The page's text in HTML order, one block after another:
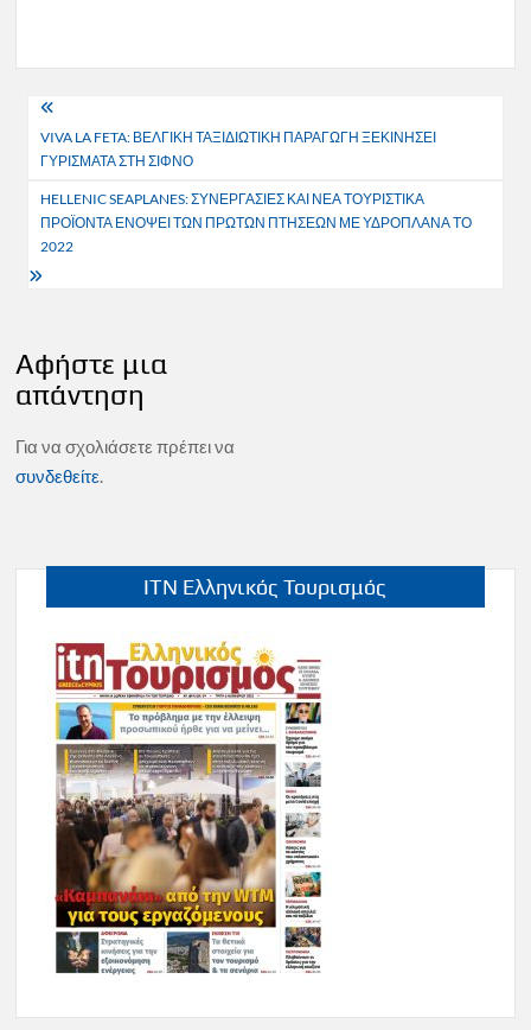
Πλοήγηση
άρθρων
VIVA LA FETA: ΒΕΛΓΙΚΗ ΤΑΞΙΔΙΩΤΙΚΗ ΠΑΡΑΓΩΓΗ ΞΕΚΙΝΗΣΕΙ
ΓΥΡΙΣΜΑΤΑ ΣΤΗ ΣΙΦΝΟ
HELLENIC SEAPLANES: ΣΥΝΕΡΓΑΣΙΕΣ ΚΑΙ ΝΕΑ ΤΟΥΡΙΣΤΙΚΑ
ΠΡΟΪΟΝΤΑ ΕΝΟΨΕΙ ΤΩΝ ΠΡΩΤΩΝ ΠΤΗΣΕΩΝ ΜΕ ΥΔΡΟΠΛΑΝΑ ΤΟ
2022
Αφήστε μια
απάντηση
Για να σχολιάσετε πρέπει να
συνδεθείτε.
ITN Ελληνικός Τουρισμός